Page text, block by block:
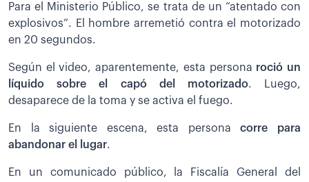
Para el Ministerio Público, se trata de un “atentado con
explosivos”. El hombre arremetió contra el motorizado
en 20 segundos.
Según el video, aparentemente, esta persona roció un
líquido sobre el capó del motorizado. Luego,
desaparece de la toma y se activa el fuego.
En la siguiente escena, esta personacorre para
abandonar el lugar.
En un comunicado público, la Fiscalía General del